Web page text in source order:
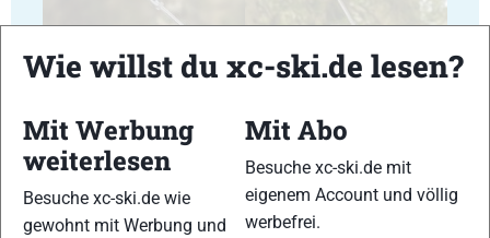
Wie willst du xc-ski.de lesen?
Mit Werbung
weiterlesen
Besuche xc-ski.de wie
gewohnt mit Werbung und
Mit Abo
Besuche xc-ski.de mit
eigenem Account und völlig
werbefrei.